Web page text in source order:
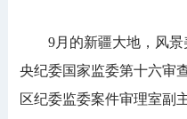
9月的新疆大地，风景
央纪委国家监委第十六审
区纪委监委案件审理室副